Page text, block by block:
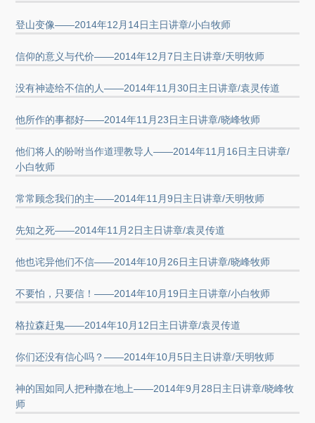
登山变像——2014年12月14日主日讲章/小白牧师
信仰的意义与代价——2014年12月7日主日讲章/天明牧师
没有神迹给不信的人——2014年11月30日主日讲章/袁灵传道
他所作的事都好——2014年11月23日主日讲章/晓峰牧师
他们将人的吩咐当作道理教导人——2014年11月16日主日讲章/
小白牧师
常常顾念我们的主——2014年11月9日主日讲章/天明牧师
先知之死——2014年11月2日主日讲章/袁灵传道
他也诧异他们不信——2014年10月26日主日讲章/晓峰牧师
不要怕，只要信！——2014年10月19日主日讲章/小白牧师
格拉森赶鬼——2014年10月12日主日讲章/袁灵传道
你们还没有信心吗？——2014年10月5日主日讲章/天明牧师
神的国如同人把种撒在地上——2014年9月28日主日讲章/晓峰牧
师